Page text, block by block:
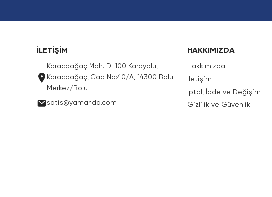
İLETİŞİM
Karacaağaç Mah. D-100 Karayolu,
Karacaağaç, Cad No:40/A, 14300 Bolu
Merkez/Bolu
satis@yamanda.com
HAKKIMIZDA
Hakkımızda
İletişim
İptal, İade ve Değişim
Gizlilik ve Güvenlik